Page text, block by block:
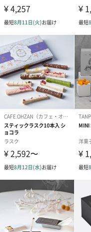
ゆり
みずみずしくフレッシュ
ラルが織りなすゆりの香り
ジャスミン
すっきりさわやかなグリ
ルのが織りなすジャスミ
ご使用方法
お香の先端に火をつけ、
お香は少し離れたところ